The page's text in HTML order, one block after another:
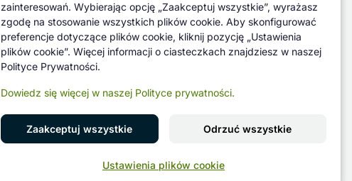
Znajdź nas na
zainteresowań. Wybierając opcję „Zaakceptuj wszystkie”, wyrażasz
zgodę na stosowanie wszystkich plików cookie. Aby skonfigurować
preferencje dotyczące plików cookie, kliknij pozycję „Ustawienia
plików cookie”. Więcej informacji o ciasteczkach znajdziesz w naszej
Polityce Prywatności.
Dowiedz się więcej w naszej Polityce prywatności.
Zaakceptuj wszystkie Odrzuć wszystkie
Ustawienia plików cookie